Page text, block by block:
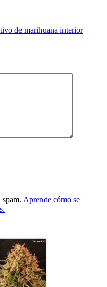
de marihuana interior
Aprende cómo se